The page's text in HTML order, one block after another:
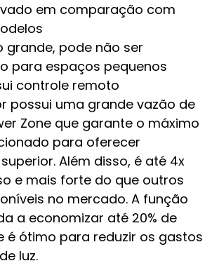
em comparação com
grande, pode não ser
para espaços pequenos
controle remoto
possui uma grande vazão de
Zone que garante o máximo
para oferecer
Além disso, é até 4x
e mais forte do que outros
no mercado. A função
a economizar até 20% de
é ótimo para reduzir os gastos
luz.